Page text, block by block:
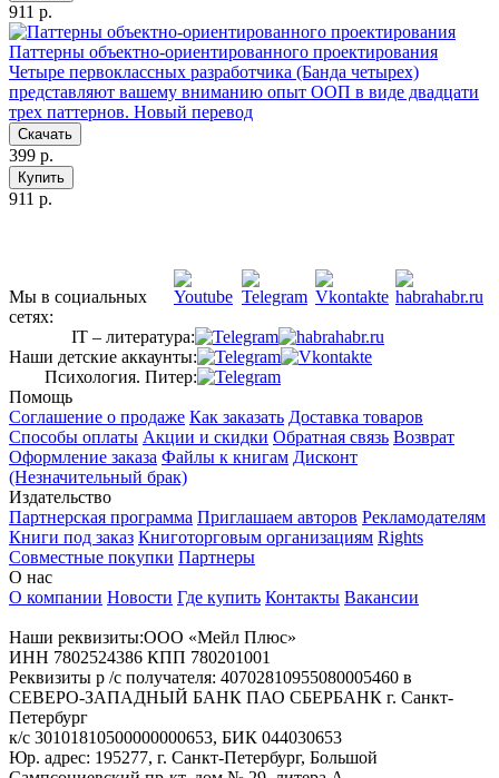
911 р.
Паттерны объектно-ориентированного проектирования
Четыре первоклассных разработчика (Банда четырех)
представляют вашему вниманию опыт ООП в виде двадцати
трех паттернов. Новый перевод
Скачать
399 р.
Купить
911 р.
Мы в социальных
сетях:
IT – литература:
Наши детские аккаунты:
Психология. Питер:
Помощь
Соглашение о продаже Как заказать Доставка товаров
Способы оплаты Акции и скидки Обратная связь Возврат
Оформление заказа Файлы к книгам Дисконт
(Незначительный брак)
Издательство
Партнерская программа Приглашаем авторов Рекламодателям
Книги под заказ Книготорговым организациям Rights
Совместные покупки Партнеры
О нас
О компании Новости Где купить Контакты Вакансии
Наши реквизиты:ООО «Мейл Плюс»
ИНН 7802524386 КПП 780201001
Реквизиты р /с получателя: 40702810955080005460 в
СЕВЕРО-ЗАПАДНЫЙ БАНК ПАО СБЕРБАНК г. Санкт-
Петербург
к/с 30101810500000000653, БИК 044030653
Юр. адрес: 195277, г. Санкт-Петербург, Большой